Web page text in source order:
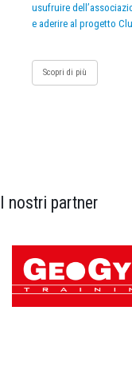
usufruire
e aderire al progetto
Scopri di più
I nostri partner